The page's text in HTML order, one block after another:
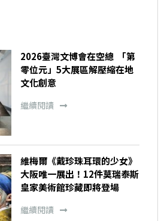
2026臺灣文博會在空總 「第
零位元」5大展區解壓縮在地
文化創意
繼續閱讀
維梅爾《戴珍珠耳環的少女》
大阪唯一展出！12件莫瑞泰斯
皇家美術館珍藏即將登場
繼續閱讀